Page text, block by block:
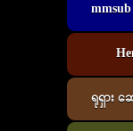
ရုရှား ဆ